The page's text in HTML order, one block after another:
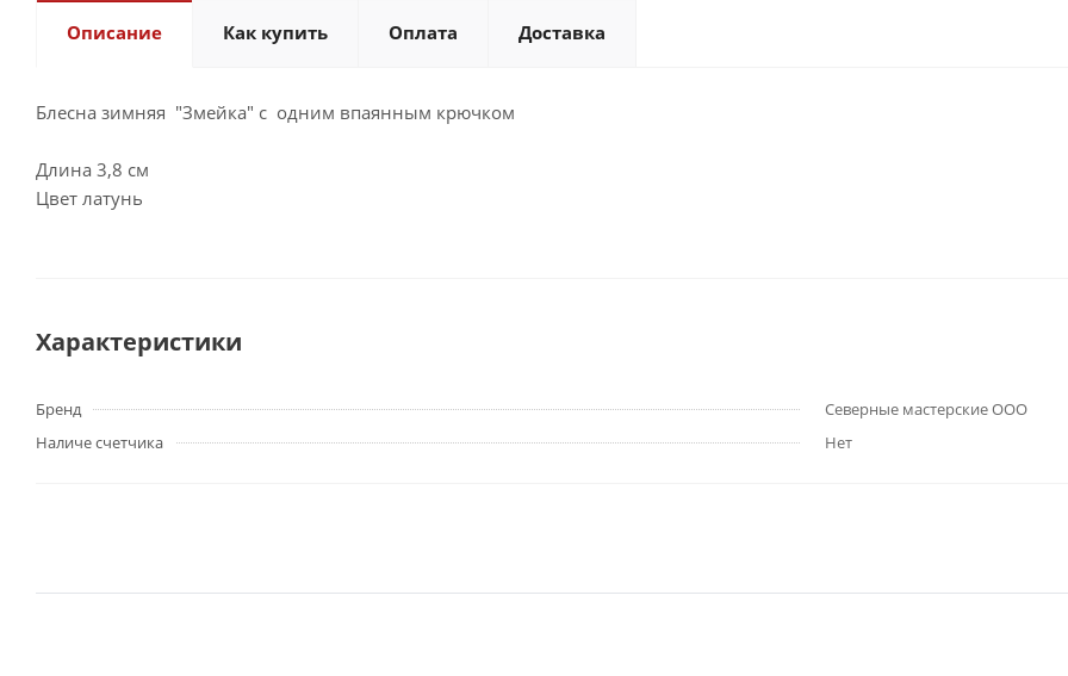
Описание Как купить Оплата Доставка
Блесна зимняя "Змейка" с одним впаянным крючком
Длина 3,8 см
Цвет латунь
Характеристики
Бренд
Северные мастерские ООО
Наличе счетчика
Нет